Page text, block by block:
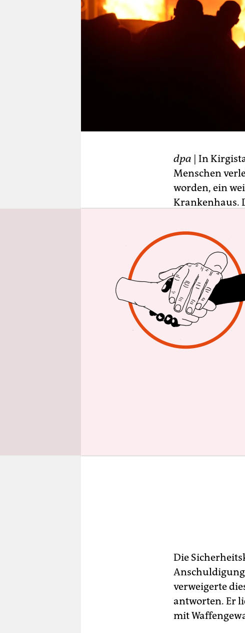
verlag
dpa | In
Menschen
worden, ein
Krankenhaus.
den
Festnahme
Er sieht sich
bestreitet.
Haus des
in der Nähe
Hunderten
hätten mit
Die
verweigerte
antworten. Er
mit